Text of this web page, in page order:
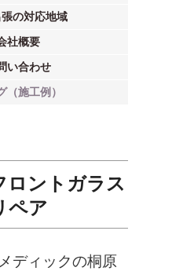
の対応地域
社概要
い合わせ
（施工例）
ントガラス
ペア
ディックの桐原